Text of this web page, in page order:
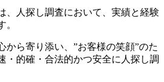
、人探し調査において、実績と経験
。
から寄り添い、”お客様の笑顔”のた
・的確・合法的かつ安全に人探し調